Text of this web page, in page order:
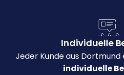
Individuelle
Jeder Kunde aus
individuelle